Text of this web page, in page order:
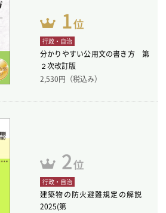
行政・自治
分かりやすい公用文の書き方 第
２次改訂版
2,530円（税込み）
行政・自治
建築物の防火避難規定の解説
2025(第